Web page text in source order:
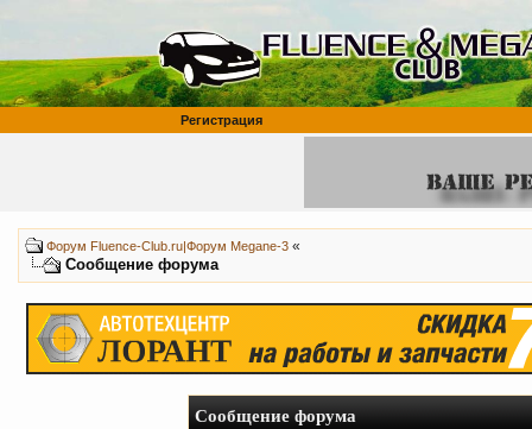
Регистрация
Форум Fluence-Club.ru|Форум Megane-3 «
Сообщение форума
Сообщение форума